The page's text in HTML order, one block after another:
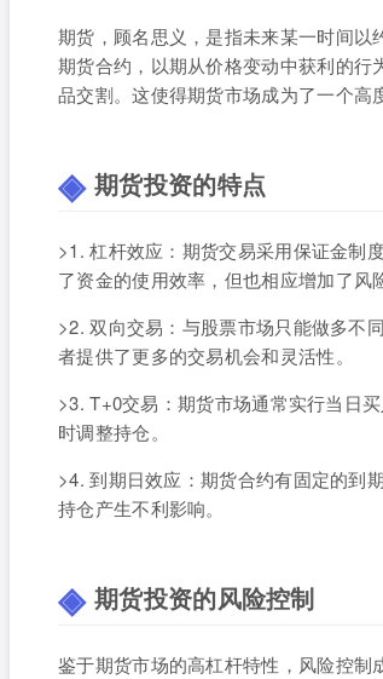
期货，顾名思义，是指未来某一时间
期货合约，以期从价格变动中获利的
品交割。这使得期货市场成为了一个高
期货投资的特点
>1. 杠杆效应：期货交易采用保证金制
了资金的使用效率，但也相应增加了风
>2. 双向交易：与股票市场只能做多不
者提供了更多的交易机会和灵活性。
>3. T+0交易：期货市场通常实行当日
时调整持仓。
>4. 到期日效应：期货合约有固定的到
持仓产生不利影响。
期货投资的风险控制
鉴于期货市场的高杠杆特性，风险控